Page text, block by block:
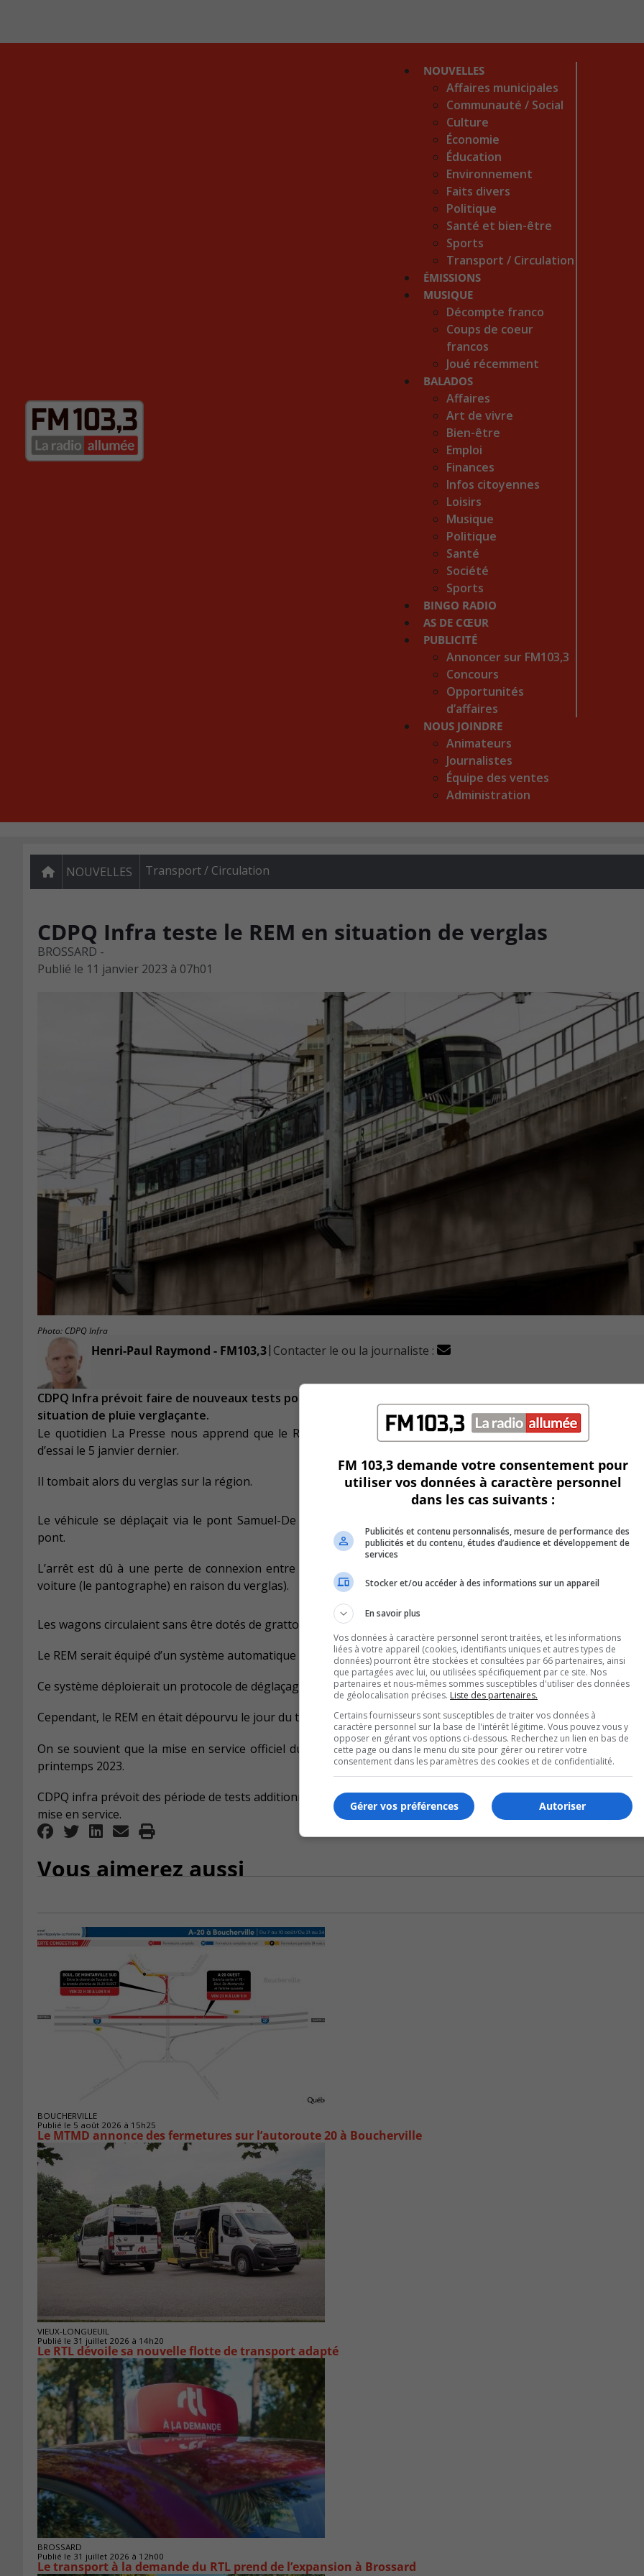
NOUVELLES
Affaires municipales
Communauté / Social
Culture
Économie
Éducation
Environnement
Faits divers
Politique
Santé et bien-être
Sports
Transport / Circulation
ÉMISSIONS
MUSIQUE
Décompte franco
Coups de coeur
francos
Joué récemment
BALADOS
Affaires
Art de vivre
Bien-être
Emploi
Finances
Infos citoyennes
Loisirs
Musique
Politique
Santé
Société
Sports
BINGO RADIO
AS DE CŒUR
PUBLICITÉ
Annoncer sur FM103,3
Concours
Opportunités
d’affaires
NOUS JOINDRE
Animateurs
Journalistes
Équipe des ventes
Administration
NOUVELLES Transport / Circulation
CDPQ Infra teste le REM en situation de verglas
BROSSARD -
Publié le 11 janvier 2023 à 07h01
Photo: CDPQ Infra
Henri-Paul Raymond - FM103,3| Contacter le ou la journaliste :
CDPQ Infra prévoit faire de nouveaux tests pour les déplacements du REM sur la Rive-Sud vers Montréal
situation de pluie verglaçante.
Le quotidien La Presse nous apprend que le Réseau express métropolitain a connu une panne lors d’une
d’essai le 5 janvier dernier.
Il tombait alors du verglas sur la région.
Le véhicule se déplaçait via le pont Samuel-De Champlain et s’est soudainement immobilisé peu après sa
pont.
L’arrêt est dû à une perte de connexion entre la caténaire, qui alimente la voiture en électricité, et le
voiture (le pantographe) en raison du verglas).
Les wagons circulaient sans être dotés de grattoirs pour déglacer les caténaires.
Le REM serait équipé d’un système automatique en opération.
Ce système déploierait un protocole de déglaçage en cas de besoin, et ce, en tout temps.
Cependant, le REM en était dépourvu le jour du test extrême, car les équipes voulaient tester ses limites.
On se souvient que la mise en service officiel du REM entre Brossard et l’île de Montréal a d’ailleurs été
printemps 2023.
CDPQ infra prévoit des période de tests additionnels pour lui permettre de poursuivre dans cette direction avant
mise en service.
Vous aimerez aussi
BOUCHERVILLE
Publié le 5 août 2026 à 15h25
Le MTMD annonce des fermetures sur l’autoroute 20 à Boucherville
VIEUX-LONGUEUIL
Publié le 31 juillet 2026 à 14h20
Le RTL dévoile sa nouvelle flotte de transport adapté
BROSSARD
Publié le 31 juillet 2026 à 12h00
Le transport à la demande du RTL prend de l’expansion à Brossard
FM 103,3 demande votre consentement pour
utiliser vos données à caractère personnel
dans les cas suivants :
Publicités et contenu personnalisés, mesure de performance des
publicités et du contenu, études d’audience et développement de
services
Stocker et/ou accéder à des informations sur un appareil
En savoir plus
Vos données à caractère personnel seront traitées, et les informations
liées à votre appareil (cookies, identifiants uniques et autres types de
données) pourront être stockées et consultées par 66 partenaires, ainsi
que partagées avec lui, ou utilisées spécifiquement par ce site. Nos
partenaires et nous-mêmes sommes susceptibles d'utiliser des données
de géolocalisation précises. Liste des partenaires.
Certains fournisseurs sont susceptibles de traiter vos données à
caractère personnel sur la base de l'intérêt légitime. Vous pouvez vous y
opposer en gérant vos options ci-dessous. Recherchez un lien en bas de
cette page ou dans le menu du site pour gérer ou retirer votre
consentement dans les paramètres des cookies et de confidentialité.
Autoriser
Gérer vos préférences